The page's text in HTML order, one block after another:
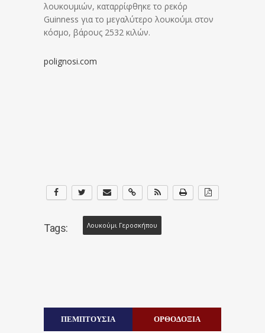
λουκουμιών, καταρρίφθηκε το ρεκόρ
Guinness για το μεγαλύτερο λουκούμι στον
κόσμο, βάρους 2532 κιλών.
polignosi.com
Tags: Λουκούμι Γεροσκήπου
ΠΕΜΠΤΟΥΣΙΑ ΟΡΘΟΔΟΞΙΑ